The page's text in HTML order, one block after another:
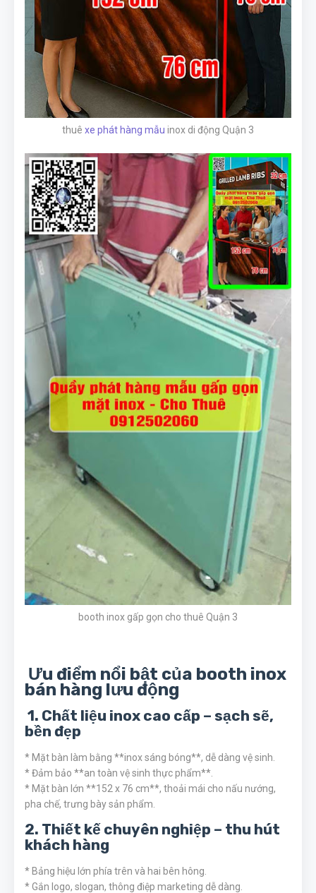
thuê xe phát hàng mẫu inox di động Quận 3
booth inox gấp gọn cho thuê Quận 3
Ưu điểm nổi bật của booth inox
bán hàng lưu động
1. Chất liệu inox cao cấp – sạch sẽ,
bền đẹp
* Mặt bàn làm bằng **inox sáng bóng**, dễ dàng vệ sinh.
* Đảm bảo **an toàn vệ sinh thực phẩm**.
* Mặt bàn lớn **152 x 76 cm**, thoải mái cho nấu nướng,
pha chế, trưng bày sản phẩm.
2. Thiết kế chuyên nghiệp – thu hút
khách hàng
* Bảng hiệu lớn phía trên và hai bên hông.
* Gắn logo, slogan, thông điệp marketing dễ dàng.